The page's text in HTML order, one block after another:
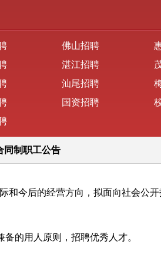
佛山招聘
湛江招聘
汕尾招聘
国资招聘
同制职工公告
今后的经营方向，拟面向社会公开
的用人原则，招聘优秀人才。